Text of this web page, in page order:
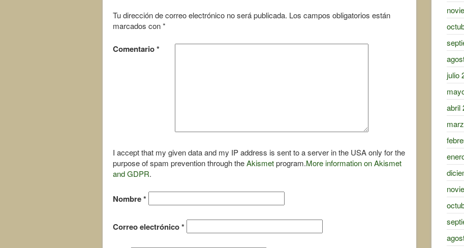
Tu dirección de correo electrónico no será publicada. Los campos obligatorios están
marcados con*
Comentario*
I accept that my given data and my IP address is sent to a server in the USA only for the
purpose of spam prevention through theAkismetprogram.More information on Akismet
and GDPR.
Nombre*
Correo electrónico*
julio
abril